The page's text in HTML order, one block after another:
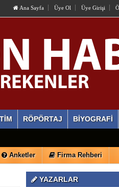
Ana Sayfa Üye Ol Üye Girişi
RÖPÖRTAJ BİYOGRAFİ
Anketler Firma Rehberi
YAZARLAR
OSMAN HAZIR
AYLİN ALVEREN
SEN SACA GEL
ERDİ ÖZGÜL
Ahlaki Yozlaşma
HASAN AKSOY
Kazanıyorsun